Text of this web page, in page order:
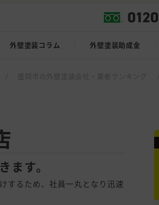
外壁塗装コラム 外壁塗装助成金
ます。
するため、社員一丸となり迅速